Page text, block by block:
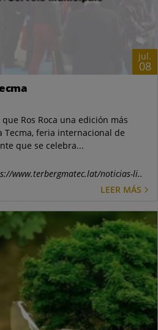
jul.
08
Ros Roca una edición más
Tecma, feria internacional de
que se celebra...
www.terbergmatec.lat/noticias-li..
LEER MÁS